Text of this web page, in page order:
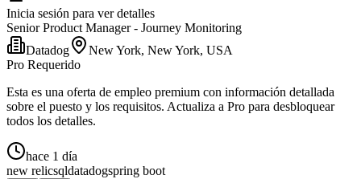
Inicia sesión para ver detalles
Senior Product Manager - Journey Monitoring
Datadog
New York, New York, USA
Pro Requerido
Esta es una oferta de empleo premium con información detallada
sobre el puesto y los requisitos. Actualiza a Pro para desbloquear
todos los detalles.
hace 1 día
new relicsqldatadogspring boot